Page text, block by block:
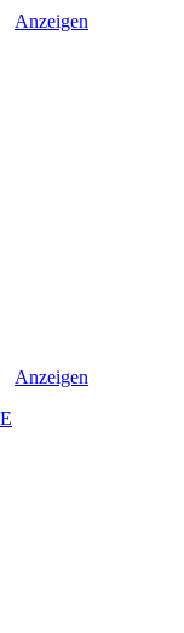
Anzeigen
Anzeigen